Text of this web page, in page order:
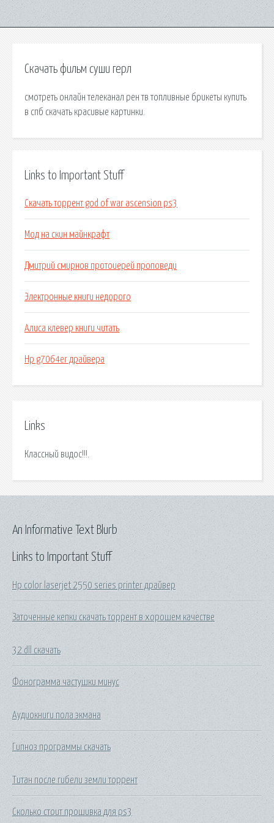
Скачать фильм суши герл
смотреть онлайн телеканал рен тв топливные брикеты купить
в спб скачать красивые картинки.
Links to Important Stuff
Скачать торрент god of war ascension ps3
Мод на скин майнкрафт
Дмитрий смирнов протоиерей проповеди
Электронные книги недорого
Алиса клевер книги читать
Hp g7064er драйвера
Links
Классный видос!!!.
Links to Important Stuff
Hp color laserjet 2550 series printer драйвер
Заточенные кепки скачать торрент в хорошем качестве
32 dll скачать
Фонограмма частушки минус
Аудиокниги пола экмана
Гипноз программы скачать
Титан после гибели земли торрент
Сколько стоит прошивка для ps3
An Informative Text Blurb